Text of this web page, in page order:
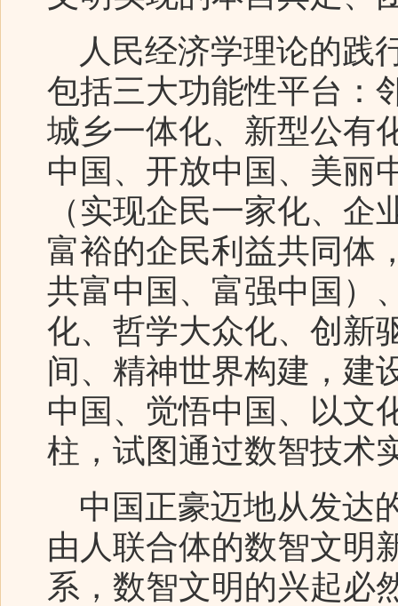
人民经济学理论的践
包括三大功能性平台：
城乡一体化、新型公有
中国、开放中国、美丽
（实现企民一家化、
富裕的企民利益共同体
共富中国、富强中国）
化、哲学大众化、创新
间、精神世界构建，建
中国、觉悟中国、以文
柱，试图通过数智技术
中国正豪迈地从发达
由人联合体的数智文明
系，数智文明的兴起必